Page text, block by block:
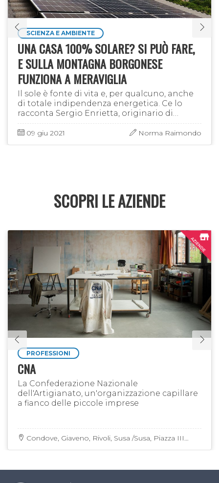
SCIENZA E AMBIENTE
UNA CASA 100% SOLARE? SI PUÒ FARE,
E SULLA MONTAGNA BORGONESE
FUNZIONA A MERAVIGLIA
Il sole è fonte di vita e, per qualcuno, anche
di totale indipendenza energetica. Ce lo
racconta Sergio Enrietta, originario di
Venaus e da tempo residente sulla Roceja di
Borgone, che da oltre un …
09 giu 2021 Norma Raimondo
SCOPRI LE AZIENDE
PROFESSIONI
CNA
La Confederazione Nazionale
dell'Artigianato, un'organizzazione capillare
a fianco delle piccole imprese
Condove, Giaveno, Rivoli, Susa /Susa, Piazza III